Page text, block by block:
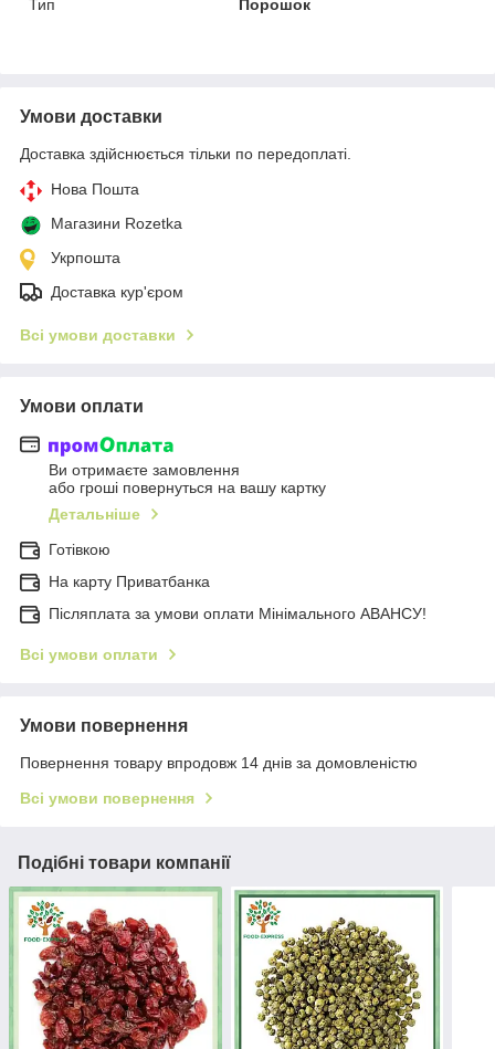
Тип Порошок
Умови доставки
Доставка здійснюється тільки по передоплаті.
Нова Пошта
Магазини Rozetka
Укрпошта
Доставка кур'єром
Всі умови доставки
Умови оплати
Ви отримаєте замовлення
або гроші повернуться на вашу картку
Детальніше
Готівкою
На карту Приватбанка
Післяплата за умови оплати Мінімального АВАНСУ!
Всі умови оплати
Умови повернення
Повернення товару впродовж 14 днів за домовленістю
Всі умови повернення
Подібні товари компанії